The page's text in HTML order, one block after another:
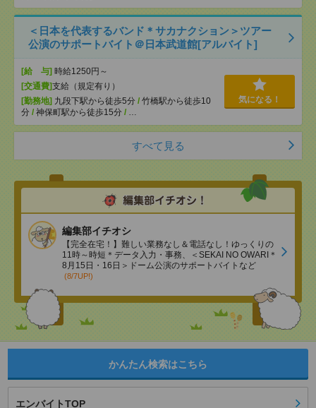
＜日本を代表するバンド＊サカナクション＞ツアー
公演のサポートバイト＠日本武道館[アルバイト]
[給 与] 時給1250円～
[交通費]支給（規定有り）
[勤務地] 九段下駅から徒歩5分 / 竹橋駅から徒歩10
分 / 神保町駅から徒歩15分 / …
気になる！
すべて見る
編集部イチオシ
【完全在宅！】難しい業務なし＆電話なし！ゆっくりの
11時～時短＊データ入力・事務、＜SEKAI NO OWARI＊
8月15日・16日＞ドーム公演のサポートバイトなど
(8/7UP!)
かんたん検索はこちら
エンバイトTOP